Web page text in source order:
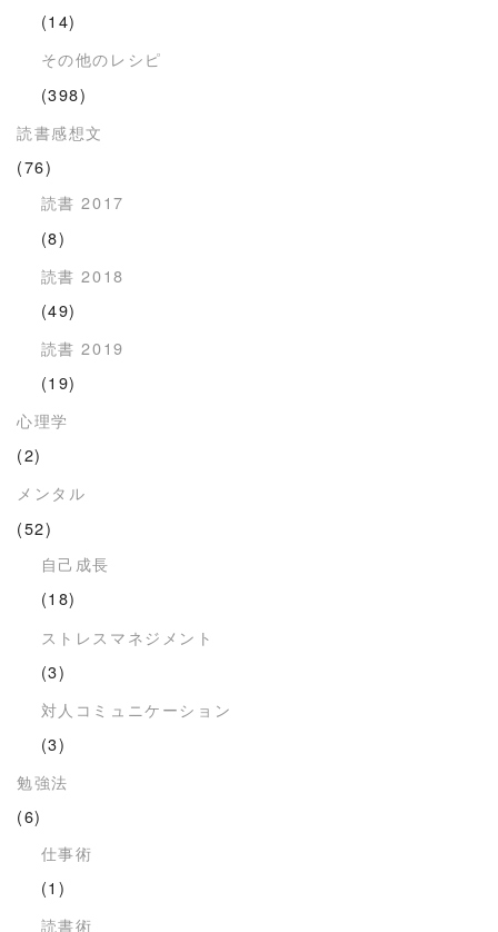
(14)
その他のレシピ
(398)
読書感想文
(76)
読書 2017
(8)
読書 2018
(49)
読書 2019
(19)
心理学
(2)
メンタル
(52)
自己成長
(18)
ストレスマネジメント
(3)
対人コミュニケーション
(3)
勉強法
(6)
仕事術
(1)
読書術